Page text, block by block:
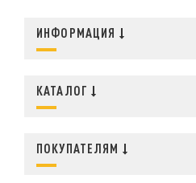
ИНФОРМАЦИЯ
КАТАЛОГ
ПОКУПАТЕЛЯМ